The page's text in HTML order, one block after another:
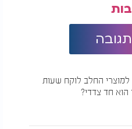
החלב לוקח שעות
חד צדדי?